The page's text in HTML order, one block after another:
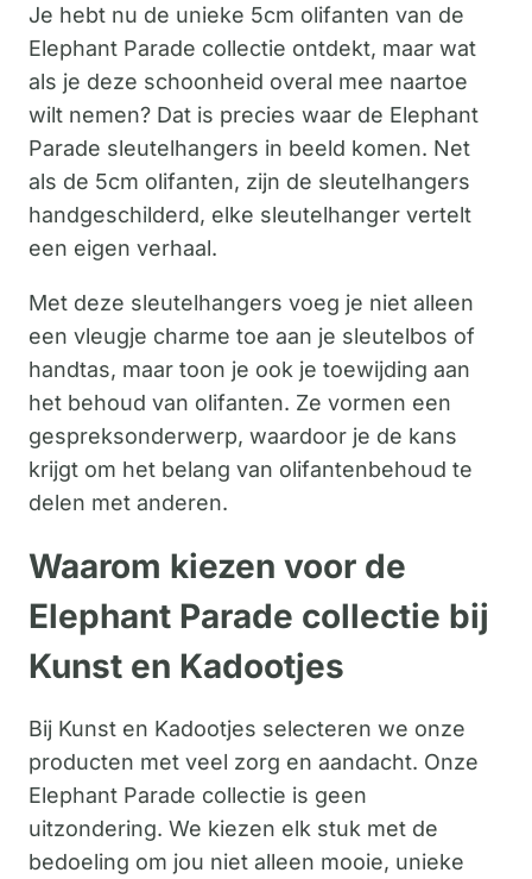
Je hebt nu de unieke 5cm olifanten van de
Elephant Parade collectie ontdekt, maar wat
als je deze schoonheid overal mee naartoe
wilt nemen? Dat is precies waar de Elephant
Parade sleutelhangers in beeld komen. Net
als de 5cm olifanten, zijn de sleutelhangers
handgeschilderd, elke sleutelhanger vertelt
een eigen verhaal.
Met deze sleutelhangers voeg je niet alleen
een vleugje charme toe aan je sleutelbos of
handtas, maar toon je ook je toewijding aan
het behoud van olifanten. Ze vormen een
gespreksonderwerp, waardoor je de kans
krijgt om het belang van olifantenbehoud te
delen met anderen.
Waarom kiezen voor de
Elephant Parade collectie bij
Kunst en Kadootjes
Bij Kunst en Kadootjes selecteren we onze
producten met veel zorg en aandacht. Onze
Elephant Parade collectie is geen
uitzondering. We kiezen elk stuk met de
bedoeling om jou niet alleen mooie, unieke